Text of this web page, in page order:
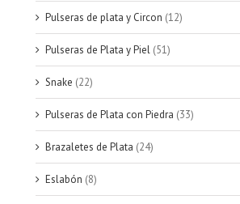
Pulseras de plata y Circon (12)
Pulseras de Plata y Piel (51)
Snake (22)
Pulseras de Plata con Piedra (33)
Brazaletes de Plata (24)
Eslabón (8)